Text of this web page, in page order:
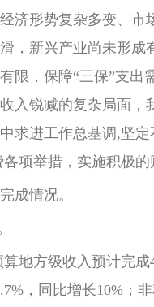
形势复杂多变、市
，新兴产业尚未形
限，保障“三保”支
入锐减的复杂局面
求进工作总基调,坚
项举措，实施积极
情况。
方级收入预计完成
，同比增长10%；